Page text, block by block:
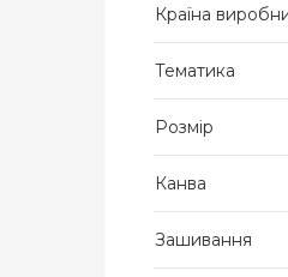
Країна
Тематика
Розмір
Канва
Зашивання